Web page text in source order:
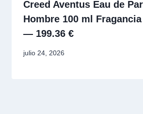
Creed Aventus Eau de
Hombre 100 ml
— 199.36 €
julio 24, 2026